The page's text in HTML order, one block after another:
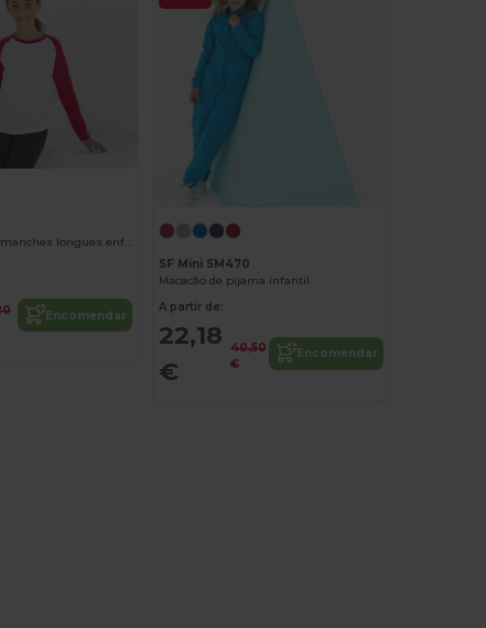
T-shirt baseball manches longues enfant
Encomendar
SF Mini SM470
Macacão de pijama infantil
A partir de:
22,18
€
40,50
€
Encomendar